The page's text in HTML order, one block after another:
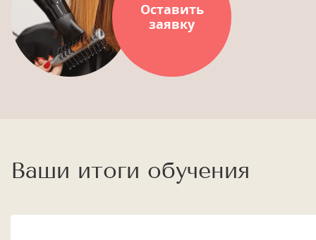
Оставить
заявку
Ваши итоги обучения